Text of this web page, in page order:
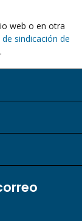
web o en otra
sindicación de